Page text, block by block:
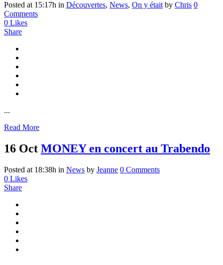
Posted at 15:17h in Découvertes, News, On y était by Chris 0
Comments
0 Likes
Share
...
Read More
16 Oct MONEY en concert au Trabendo
Posted at 18:38h in News by Jeanne 0 Comments
0 Likes
Share